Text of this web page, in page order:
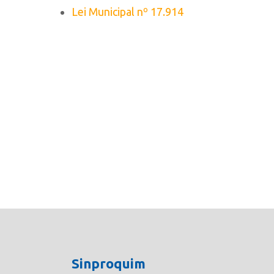
Lei Municipal nº 17.914
Sinproquim